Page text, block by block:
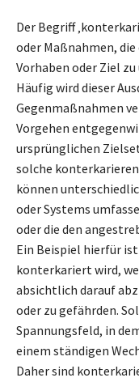
Der Begriff
oder Maßnahmen,
Vorhaben oder Ziel
Häufig wird dieser
Gegenmaßnahmen
Vorgehen
ursprünglichen
solche
können
oder Systems
oder die den
Ein Beispiel hierfür
konterkariert wird,
absichtlich darauf
oder zu gefährden.
Spannungsfeld, in
einem ständigen
Daher sind